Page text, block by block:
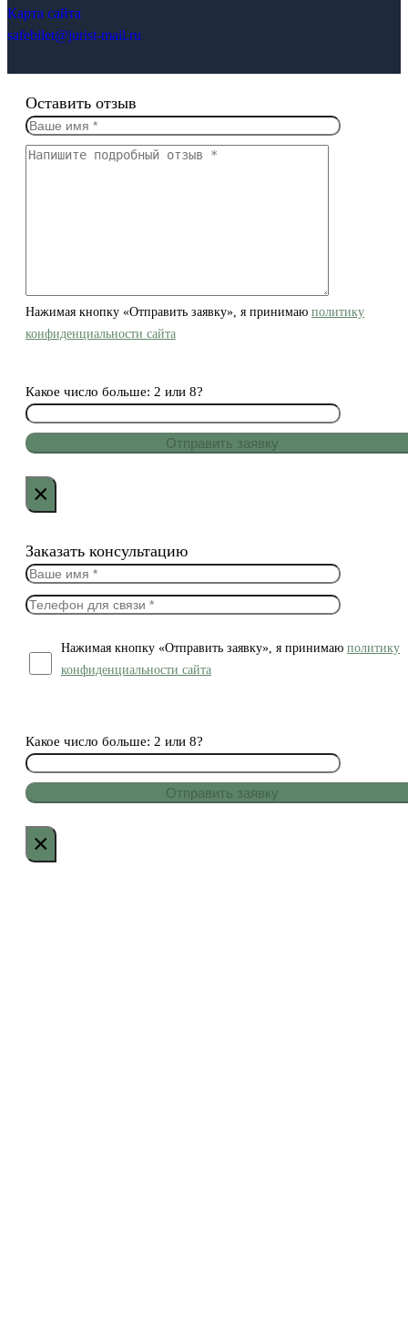
Карта сайта
safebilet@jurist-mail.ru
Оставить отзыв
Нажимая кнопку «Отправить заявку», я принимаю политику
конфиденциальности сайта
Какое число больше: 2 или 8?
×
Заказать консультацию
Нажимая кнопку «Отправить заявку», я принимаю политику
конфиденциальности сайта
Какое число больше: 2 или 8?
×